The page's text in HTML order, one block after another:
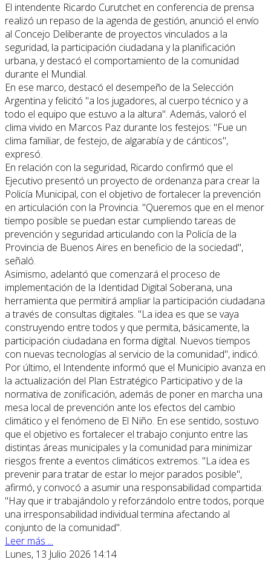
El intendente Ricardo Curutchet en conferencia de prensa
realizó un repaso de la agenda de gestión, anunció el envío
al Concejo Deliberante de proyectos vinculados a la
seguridad, la participación ciudadana y la planificación
urbana, y destacó el comportamiento de la comunidad
durante el Mundial.
En ese marco, destacó el desempeño de la Selección
Argentina y felicitó "a los jugadores, al cuerpo técnico y a
todo el equipo que estuvo a la altura". Además, valoró el
clima vivido en Marcos Paz durante los festejos: "Fue un
clima familiar, de festejo, de algarabía y de cánticos",
expresó.
En relación con la seguridad, Ricardo confirmó que el
Ejecutivo presentó un proyecto de ordenanza para crear la
Policía Municipal, con el objetivo de fortalecer la prevención
en articulación con la Provincia. "Queremos que en el menor
tiempo posible se puedan estar cumpliendo tareas de
prevención y seguridad articulando con la Policía de la
Provincia de Buenos Aires en beneficio de la sociedad",
señaló.
Asimismo, adelantó que comenzará el proceso de
implementación de la Identidad Digital Soberana, una
herramienta que permitirá ampliar la participación ciudadana
a través de consultas digitales. "La idea es que se vaya
construyendo entre todos y que permita, básicamente, la
participación ciudadana en forma digital. Nuevos tiempos
con nuevas tecnologías al servicio de la comunidad", indicó.
Por último, el Intendente informó que el Municipio avanza en
la actualización del Plan Estratégico Participativo y de la
normativa de zonificación, además de poner en marcha una
mesa local de prevención ante los efectos del cambio
climático y el fenómeno de El Niño. En ese sentido, sostuvo
que el objetivo es fortalecer el trabajo conjunto entre las
distintas áreas municipales y la comunidad para minimizar
riesgos frente a eventos climáticos extremos. "La idea es
prevenir para tratar de estar lo mejor parados posible",
afirmó, y convocó a asumir una responsabilidad compartida:
"Hay que ir trabajándolo y reforzándolo entre todos, porque
una irresponsabilidad individual termina afectando al
conjunto de la comunidad".
Leer más ...
Lunes, 13 Julio 2026 14:14